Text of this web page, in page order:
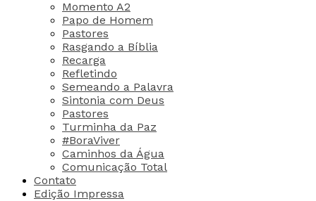
Momento A2
Papo de Homem
Pastores
Rasgando a Bíblia
Recarga
Refletindo
Semeando a Palavra
Sintonia com Deus
Pastores
Turminha da Paz
#BoraViver
Caminhos da Água
Comunicação Total
Contato
Edição Impressa